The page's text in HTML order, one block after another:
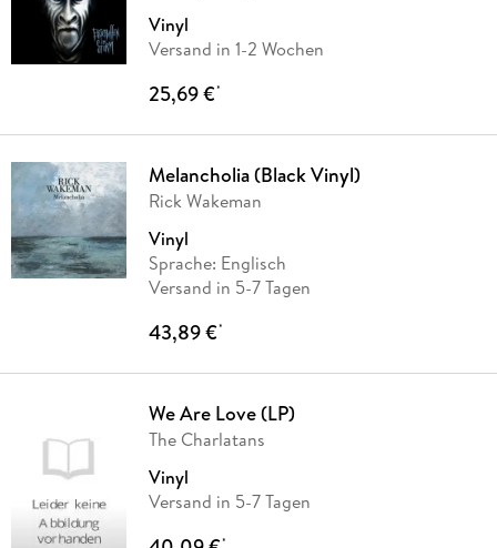
Vinyl
Versand in 1-2 Wochen
25,69 €*
Melancholia (Black Vinyl)
Rick Wakeman
Vinyl
Sprache: Englisch
Versand in 5-7 Tagen
43,89 €*
We Are Love (LP)
The Charlatans
Vinyl
Versand in 5-7 Tagen
*